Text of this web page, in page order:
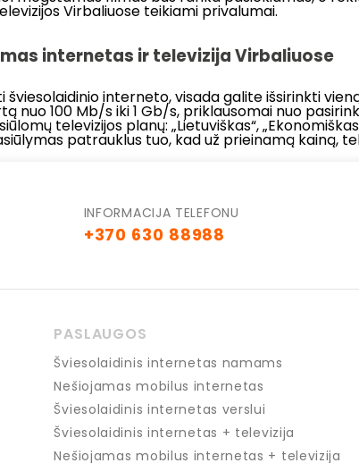
Virbaliuose teikiami privalumai.
internetas ir televizija Virbaliuose
interneto, visada galite išsirinkti vieną
nuo 100 Mb/s iki 1 Gb/s, priklausomai nuo
siūlomų televizijos planų: „Lietuviškas“,
patrauklus tuo, kad už prieinamą kainą,
INFORMACIJA TELEFONU
+370 630 88988
PASLAUGOS
Šviesolaidinis internetas namams
Nešiojamas mobilus internetas
Šviesolaidinis internetas verslui
Šviesolaidinis internetas + televizija
Nešiojamas mobilus internetas + televizija